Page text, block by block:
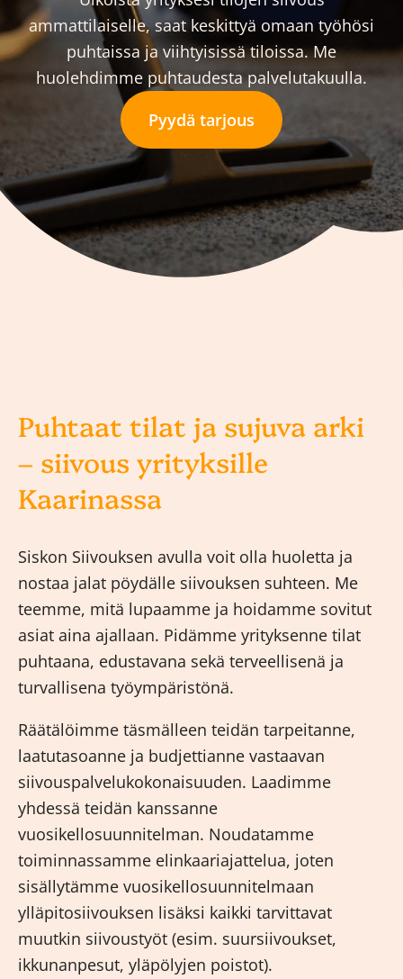
ammattilaiselle, saat keskittyä omaan työhösi
puhtaissa ja viihtyisissä tiloissa. Me
huolehdimme puhtaudesta palvelutakuulla.
Pyydä tarjous
Puhtaat tilat ja sujuva arki
– siivous yrityksille
Kaarinassa
Siskon Siivouksen avulla voit olla huoletta ja
nostaa jalat pöydälle siivouksen suhteen. Me
teemme, mitä lupaamme ja hoidamme sovitut
asiat aina ajallaan. Pidämme yrityksenne tilat
puhtaana, edustavana sekä terveellisenä ja
turvallisena työympäristönä.
Räätälöimme täsmälleen teidän tarpeitanne,
laatutasoanne ja budjettianne vastaavan
siivouspalvelukokonaisuuden. Laadimme
yhdessä teidän kanssanne
vuosikellosuunnitelman. Noudatamme
toiminnassamme elinkaariajattelua, joten
sisällytämme vuosikellosuunnitelmaan
ylläpitosiivouksen lisäksi kaikki tarvittavat
muutkin siivoustyöt (esim. suursiivoukset,
ikkunanpesut, yläpölyjen poistot).